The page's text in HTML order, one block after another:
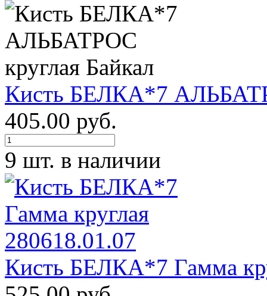
Кисть БЕЛКА*7
405.00 руб.
9 шт. в наличии
Кисть БЕЛКА*7 Гамма